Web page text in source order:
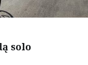
solo